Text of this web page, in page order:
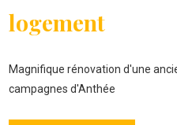
logement
Magnifique rénovation d'une
campagnes d'Anthée